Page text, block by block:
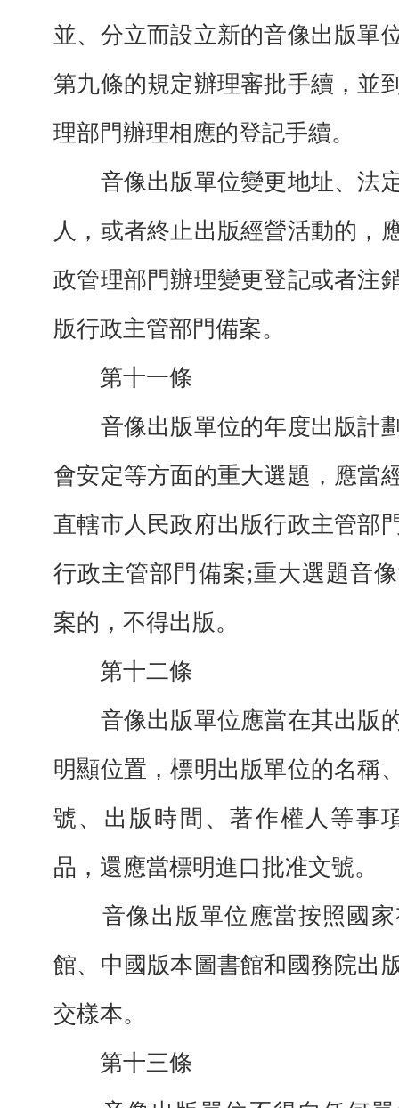
並、分立而設立新的音像出版單
第九條的規定辦理審批手續，並
理部門辦理相應的登記手續。
音像出版單位變更地址、法
人，或者終止出版經營活動的，
政管理部門辦理變更登記或者注
版行政主管部門備案。
第十一條
音像出版單位的年度出版計
會安定等方面的重大選題，應當
直轄市人民政府出版行政主管部
行政主管部門備案;重大選題音
案的，不得出版。
第十二條
音像出版單位應當在其出版
明顯位置，標明出版單位的名稱
號、出版時間、著作權人等事
品，還應當標明進口批准文號。
音像出版單位應當按照國家
館、中國版本圖書館和國務院出
交樣本。
第十三條